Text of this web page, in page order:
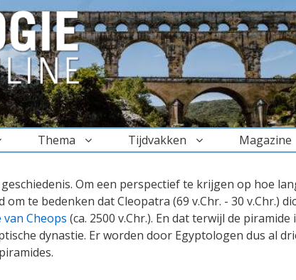
Thema Tijdvakken Magazine
Om een perspectief te krijgen op hoe
te bedenken dat Cleopatra (69 v.Chr. - 30 v.Chr.)
van Cheops (ca. 2500 v.Chr.). En dat terwijl de piramide
dynastie. Er worden door Egyptologen dus al